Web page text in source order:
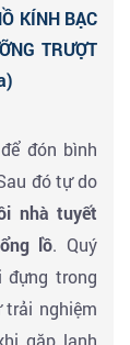
bộ ngôi
những hạt
trong
ảo.
hàng địa
thống
tham quan
động ngoài
TRƯỢT
đó tự do
nhà tuyết
lồ
. Quý
trong
trải nghiệm
gặp lạnh
tích tắc,